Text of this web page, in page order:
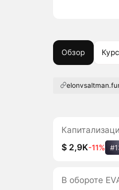
Обзор Курс
$ 2,9K-11%
В обороте